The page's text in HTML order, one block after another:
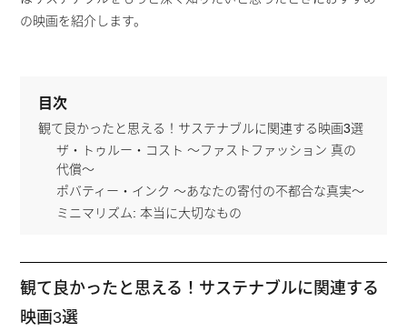
の映画を紹介します。
目次
観て良かったと思える！サステナブルに関連する映画3選
ザ・トゥルー・コスト ～ファストファッション 真の
代償～
ポバティー・インク 〜あなたの寄付の不都合な真実〜
ミニマリズム: 本当に大切なもの
観て良かったと思える！サステナブルに関連する
映画3選